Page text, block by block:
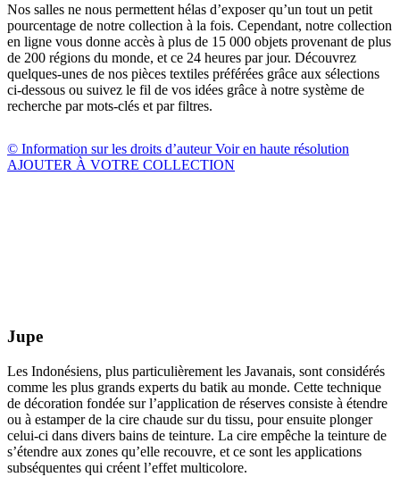
Nos salles ne nous permettent hélas d’exposer qu’un tout un petit
pourcentage de notre collection à la fois. Cependant, notre collection
en ligne vous donne accès à plus de 15 000 objets provenant de plus
de 200 régions du monde, et ce 24 heures par jour. Découvrez
quelques-unes de nos pièces textiles préférées grâce aux sélections
ci-dessous ou suivez le fil de vos idées grâce à notre système de
recherche par mots-clés et par filtres.
© Information sur les droits d’auteurVoir en haute résolution
AJOUTER À VOTRE COLLECTION
Jupe
Les Indonésiens, plus particulièrement les Javanais, sont considérés
comme les plus grands experts du batik au monde. Cette technique
de décoration fondée sur l’application de réserves consiste à étendre
ou à estamper de la cire chaude sur du tissu, pour ensuite plonger
celui-ci dans divers bains de teinture. La cire empêche la teinture de
s’étendre aux zones qu’elle recouvre, et ce sont les applications
subséquentes qui créent l’effet multicolore.